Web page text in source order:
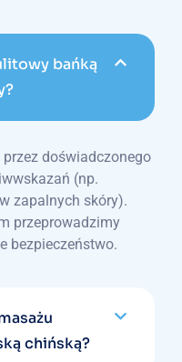
bańką
doświadczonego
(np.
zapalnych skóry).
przeprowadzimy
bezpieczeństwo.
chińską?